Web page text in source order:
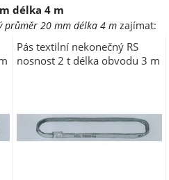
délka 4 m
průměr 20 mm délka 4 m zajímat:
Pás textilní nekonečný RS
nosnost 2 t délka obvodu 3 m